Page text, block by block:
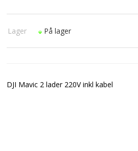
Lager På lager
DJI Mavic 2 lader 220V inkl kabel